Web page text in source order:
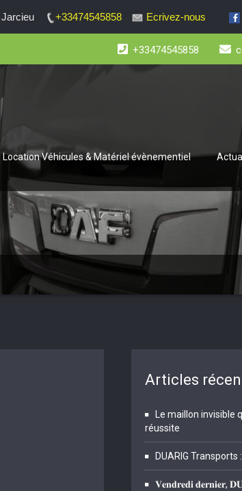
+33474545858 Ecrivez-nous
+33474545858
Location Véhicules & Matériel évènementiel
Articles
Le maillon
réussite
DUARIG Transports
𝐕𝐞𝐧𝐝𝐫𝐞𝐝𝐢 𝐝𝐞𝐫𝐧𝐢𝐞𝐫,